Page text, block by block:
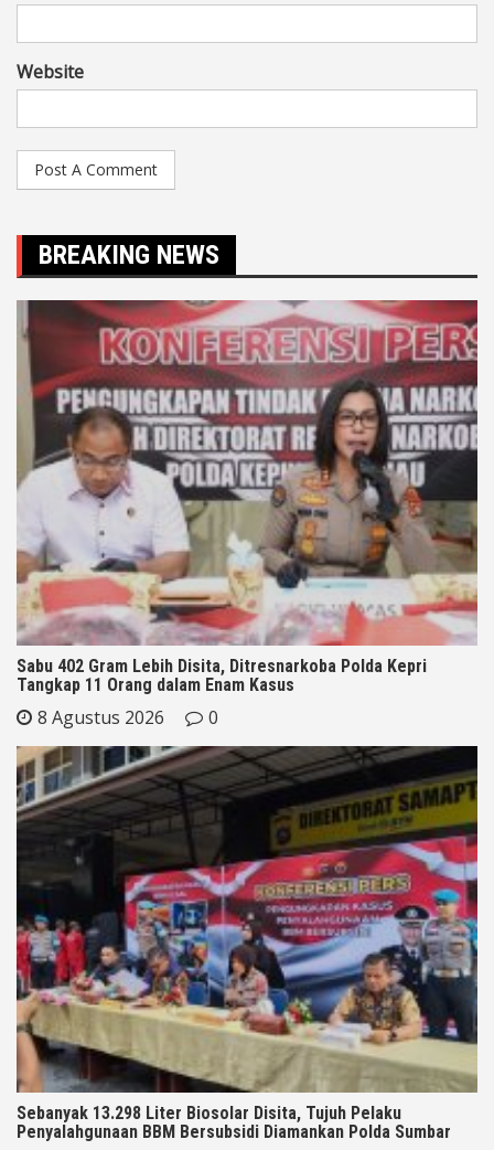
Website
BREAKING NEWS
Sabu 402 Gram Lebih Disita, Ditresnarkoba Polda Kepri
Tangkap 11 Orang dalam Enam Kasus
8 Agustus 2026 0
Sebanyak 13.298 Liter Biosolar Disita, Tujuh Pelaku
Penyalahgunaan BBM Bersubsidi Diamankan Polda Sumbar